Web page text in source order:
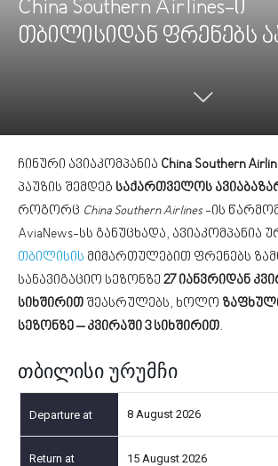
China Southern Airlines-ი
თბილისიდან ფრენებს
ჩინური ავიაკომპანია China Southern
პაუზის შემდეგ საქართველოს
როგორც China Southern Airlines-ის
AviaNews-სს განუცხადა, ავიაკომპანია
თბილისის მიმართულებით ფრენებს
სანავიგაციო სეზონზე 27 იანვრიდან
სიხშირით შეასრულებს, ხოლო
სეზონზე – კვირაში 3 სიხშირით.
თბილისი ურუმჩი
8 August 2026
15 August 2026